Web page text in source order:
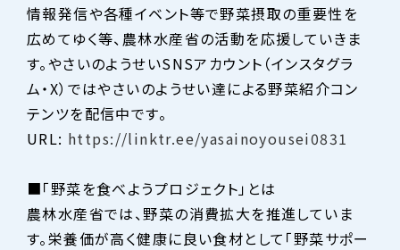
情報発信や各種イベント等で野菜摂取の重要性を
広めてゆく等、農林水産省の活動を応援していきま
す。やさいのようせいSNSアカウント（インスタグラ
ム・X）ではやさいのようせい達による野菜紹介コン
テンツを配信中です。
URL: https://linktr.ee/yasainoyousei0831
■「野菜を食べようプロジェクト」とは
農林水産省では、野菜の消費拡大を推進していま
す。栄養価が高く健康に良い食材として「野菜サポー